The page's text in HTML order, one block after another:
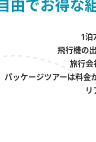
由でお得な
1泊
飛行機の
旅行会
パッケージツアーは料金